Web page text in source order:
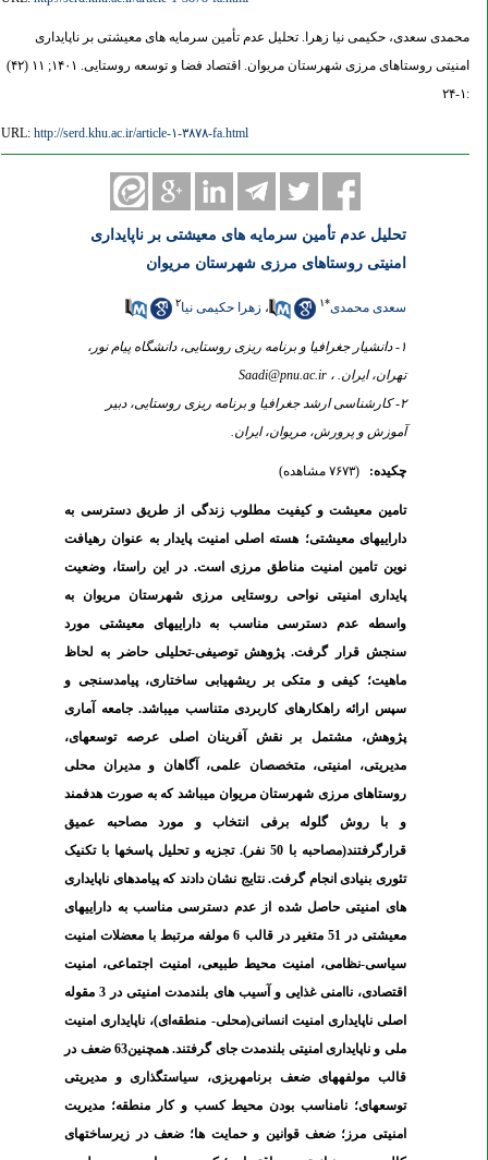
محمدی سعدی، حکیمی نیا زهرا. تحلیل عدم تأمین سرمایه‌ های معیشتی بر ناپایداری
امنیتی روستاهای مرزی شهرستان مریوان. اقتصاد فضا و توسعه روستایی. ۱۴۰۱; ۱۱ (۴۲)
URL:http://serd.khu.ac.ir/article-۱-۳۸۷۸-fa.html
تحلیل عدم تأمین سرمایه‌ های معیشتی بر ناپایداری
امنیتی روستاهای مرزی شهرستان مریوان
سعدی محمدی ، زهرا حکیمی نیا
۱- دانشیار جغرافیا و برنامه ریزی روستایی، دانشگاه پیام نور،
تهران، ایران. ، Saadi@pnu.ac.ir
۲- کارشناسی ارشد جغرافیا و برنامه ریزی روستایی، دبیر
آموزش و پرورش، مریوان، ایران.
چکیده: (۷۶۷۳ مشاهده)
تامین معیشت و کیفیت مطلوب زندگی از طریق دسترسی به
دارایی‏های معیشتی؛ هسته اصلی امنیت پایدار به عنوان رهیافت
نوین تامین امنیت مناطق مرزی است. در این راستا، وضعیت
پایداری امنیتی نواحی روستایی مرزی شهرستان مریوان به
واسطه عدم دسترسی مناسب به دارایی‏های معیشتی مورد
سنجش قرار گرفت. پژوهش توصیفی-تحلیلی حاضر به لحاظ
ماهیت؛ کیفی و متکی بر ریشه‏یابی ساختاری، پیامدسنجی و
سپس ارائه راهکارهای کاربردی متناسب می‏باشد. جامعه آماری
پژوهش، مشتمل بر نقش آفرینان اصلی عرصه توسعه‏ای،
مدیریتی، امنیتی، متخصصان علمی، آگاهان و مدیران محلی
روستاهای مرزی شهرستان مریوان می‏باشد که به صورت هدفمند
و با روش گلوله برفی انتخاب و مورد مصاحبه عمیق
قرارگرفتند(مصاحبه با 50 نفر). تجزیه و تحلیل پاسخ‏ها با تکنیک
تئوری بنیادی انجام گرفت. نتایج نشان دادند که پیامدهای ناپایداری
های امنیتی حاصل شده از عدم دسترسی مناسب به دارایی‏های
معیشتی در 51 متغیر در قالب 6 مولفه مرتبط با معضلات امنیت
سیاسی-نظامی، امنیت محیط طبیعی، امنیت اجتماعی، امنیت
اقتصادی، ناامنی غذایی و آسیب
های بلندمدت امنیتی در 3 مقوله
اصلی ناپایداری امنیت انسانی(محلی- منطقهای)، ناپایداری امنیت
ملی و ناپایداری امنیتی بلندمدت جای گرفتند. همچنین63 ضعف در
قالب مولفه‏های ضعف برنامه‏ریزی، سیاستگذاری و مدیریتی
توسعه‏ای؛ نامناسب بودن محیط کسب و کار منطقه؛ مدیریت
امنیتی مرز؛ ضعف قوانین و حمایت ها؛ ضعف در زیرساخت‏های